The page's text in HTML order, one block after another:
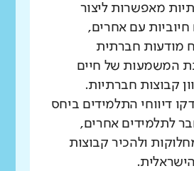
מאפשרות ליצור
עם אחרים,
מודעות חברתית
המשמעות של חיים
קבוצות חברתיות.
דיווחי התלמידים ביחס
לתלמידים אחרים,
ולהכיר קבוצות